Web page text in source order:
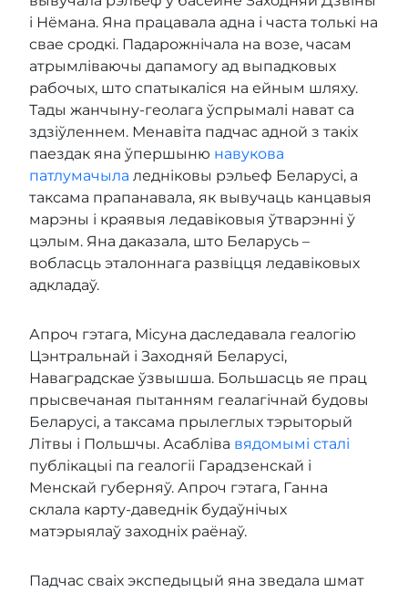
і Нёмана. Яна працавала адна і часта толькі на
свае сродкі. Падарожнічала на возе, часам
атрымліваючы дапамогу ад выпадковых
рабочых, што спатыкаліся на ейным шляху.
Тады жанчыну-геолага ўспрымалі нават са
здзіўленнем. Менавіта падчас адной з такіх
паездак яна ўпершыню навукова
патлумачыла ледніковы рэльеф Беларусі, а
таксама прапанавала, як вывучаць канцавыя
марэны і краявыя ледавіковыя ўтварэнні ў
цэлым. Яна даказала, што Беларусь –
вобласць эталоннага развіцця ледавіковых
адкладаў.
Апроч гэтага, Місуна даследавала геалогію
Цэнтральнай і Заходняй Беларусі,
Наваградскае ўзвышша. Большасць яе прац
прысвечаная пытанням геалагічнай будовы
Беларусі, а таксама прылеглых тэрыторый
Літвы і Польшчы. Асабліва вядомымі сталі
публікацыі па геалогіі Гарадзенскай і
Менскай губерняў. Апроч гэтага, Ганна
склала карту-даведнік будаўнічых
матэрыялаў заходніх раёнаў.
Падчас сваіх экспедыцый яна зведала шмат